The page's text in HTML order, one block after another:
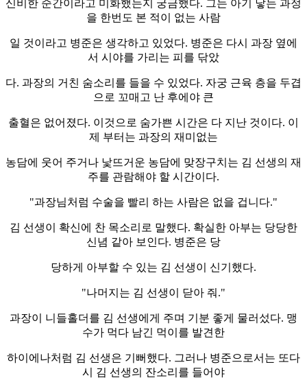
신비한 순간이라고 미화했는지 궁금했다. 그는 아기 낳는 과정
을 한번도 본 적이 없는 사람
일 것이라고 병준은 생각하고 있었다. 병준은 다시 과장 옆에
서 시야를 가리는 피를 닦았
다. 과장의 거친 숨소리를 들을 수 있었다. 자궁 근육 층을 두겹
으로 꼬매고 난 후에야 큰
출혈은 없어졌다. 이것으로 숨가쁜 시간은 다 지난 것이다. 이
제 부터는 과장의 재미없는
농담에 웃어 주거나 낯뜨거운 농담에 맞장구치는 김 선생의 재
주를 관람해야 할 시간이다.
"과장님처럼 수술을 빨리 하는 사람은 없을 겁니다."
김 선생이 확신에 찬 목소리로 말했다. 확실한 아부는 당당한
신념 같아 보인다. 병준은 당
당하게 아부할 수 있는 김 선생이 신기했다.
"나머지는 김 선생이 닫아 줘."
과장이 니들홀더를 김 선생에게 주며 기분 좋게 물러섰다. 맹
수가 먹다 남긴 먹이를 발견한
하이에나처럼 김 선생은 기뻐했다. 그러나 병준으로서는 또다
시 김 선생의 잔소리를 들어야